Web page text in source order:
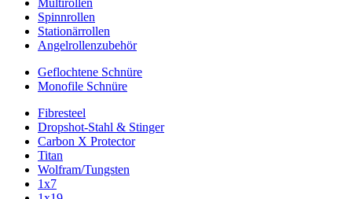
Spinnrollen
Stationärrollen
Angelrollenzubehör
Geflochtene Schnüre
Monofile Schnüre
Fibresteel
Dropshot-Stahl & Stinger
Carbon X Protector
Titan
Wolfram/Tungsten
1x7